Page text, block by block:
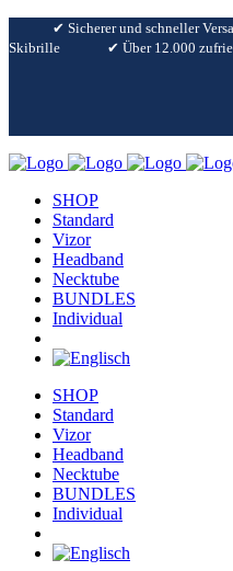
✔︎ Sicherer und schneller
Skibrille
✔︎ Über 12.000
SHOP
Standard
Vizor
Headband
Necktube
BUNDLES
Individual
SHOP
Standard
Vizor
Headband
Necktube
BUNDLES
Individual